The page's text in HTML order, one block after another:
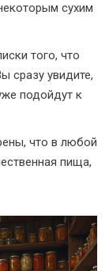
сухим
того, что
сразу увидите,
подойдут к
что в любой
пища,